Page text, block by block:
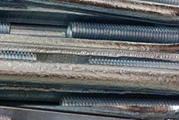
- DIN933, DIN931